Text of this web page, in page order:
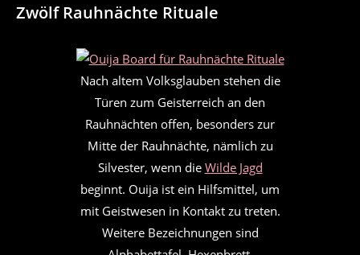
Zwölf Rauhnächte Rituale
Nach altem Volksglauben stehen die
Türen zum Geisterreich an den
Rauhnächten offen, besonders zur
Mitte der Rauhnächte, nämlich zu
Silvester, wenn die Wilde Jagd
beginnt. Ouija ist ein Hilfsmittel, um
mit Geistwesen in Kontakt zu treten.
Weitere Bezeichnungen sind